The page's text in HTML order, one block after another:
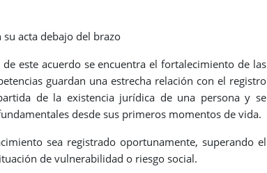
su acta debajo del brazo
este acuerdo se encuentra el fortalecimiento de las
guardan una estrecha relación con el registro
de la existencia jurídica de una persona y se
desde sus primeros momentos de vida.
sea registrado oportunamente, superando el
de vulnerabilidad o riesgo social.